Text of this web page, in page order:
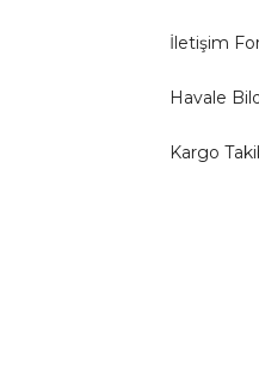
İletişim
Havale
Kargo